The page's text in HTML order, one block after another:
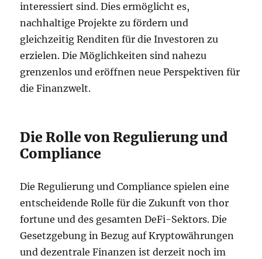
interessiert sind. Dies ermöglicht es,
nachhaltige Projekte zu fördern und
gleichzeitig Renditen für die Investoren zu
erzielen. Die Möglichkeiten sind nahezu
grenzenlos und eröffnen neue Perspektiven für
die Finanzwelt.
Die Rolle von Regulierung und
Compliance
Die Regulierung und Compliance spielen eine
entscheidende Rolle für die Zukunft von thor
fortune und des gesamten DeFi-Sektors. Die
Gesetzgebung in Bezug auf Kryptowährungen
und dezentrale Finanzen ist derzeit noch im